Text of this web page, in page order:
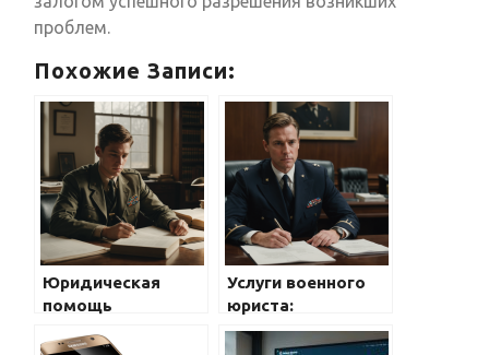
проблем.
Похожие Записи:
Юридическая
помощь
Волгограде:
Услуги военного
юриста:
доступность и
качество от